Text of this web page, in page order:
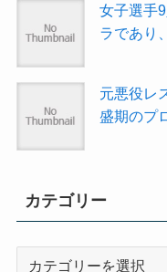
女子選手
ラであり
元悪役レ
盛期のプ
カテゴリー